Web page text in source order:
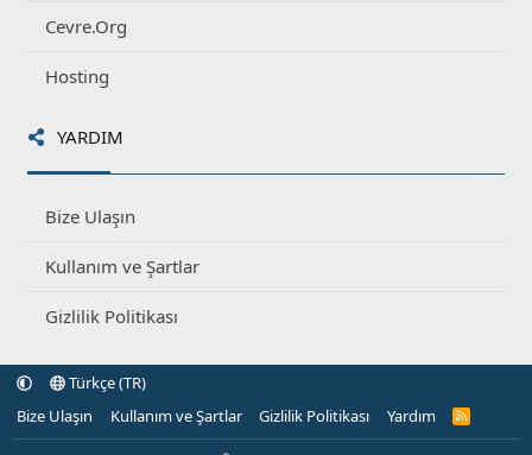
Cevre.Org
Hosting
YARDIM
Bize Ulaşın
Kullanım ve Şartlar
Gizlilik Politikası
Türkçe (TR)
Bize Ulaşın
Kullanım ve Şartlar Gizlilik Politikası Yardım
R